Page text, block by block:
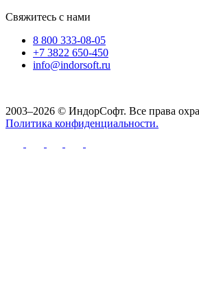
Свяжитесь с нами
8 800 333-08-05
+7 3822 650-450
info@indorsoft.ru
2003–2026 © ИндорСофт. Все права
Политика конфиденциальности.